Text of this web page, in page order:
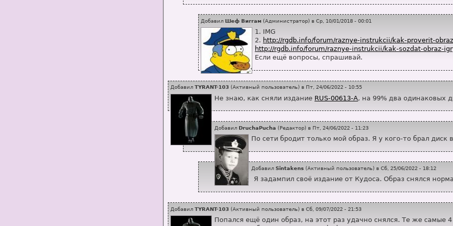
Добавил Шеф Виггам(Администратор) в Ср, 10/01/2018 - 00:01
1. IMG
2. http://rgdb.info/forum/raznye-instrukcii/kak-proverit-
http://rgdb.info/forum/raznye-instrukcii/kak-sozdat-obraz-
Если ещё вопросы, спрашивай.
Добавил TYRANT-103 (Активный пользователь) в Пт, 24/06/2022 - 10:55
Не знаю, как сняли издание RUS-00613-A, на 99% два одинаковых
Добавил DruchaPucha (Редактор) в Пт, 24/06/2022 - 11:23
По сети бродит только мой образ. Я у кого-то брал диск
ДобавилSintakens (Активный пользователь) вСб, 25/06/2022 - 18:12
Я задампил своё издание от Кудоса. Образ снялся
Добавил TYRANT-103 (Активный пользователь) в Сб, 09/07/2022 - 21:53
Попался ещё один образ, на этот раз удачно снялся. Те же самые